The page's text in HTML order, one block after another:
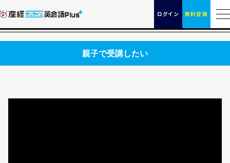
ログイン 無料登録
親子で受講したい